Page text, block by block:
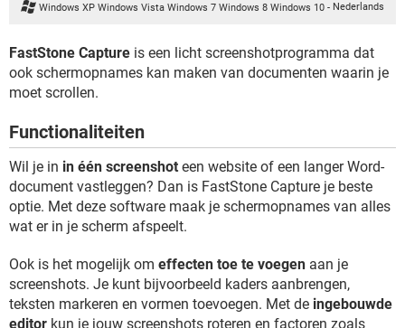
GRATIS SNAPCHAT
GRATIS SNAPCHAT
TIKTOK
Windows XP Windows Vista Windows 7 Windows 8 Windows 10- Nederlands
FastStone Capture is een licht screenshotprogramma dat
ook schermopnames kan maken van documenten waarin je
moet scrollen.
Functionaliteiten
Wil je in in één screenshot een website of een langer Word-
document vastleggen? Dan is FastStone Capture je beste
optie. Met deze software maak je schermopnames van alles
wat er in je scherm afspeelt.
Ook is het mogelijk om effecten toe te voegen aan je
screenshots. Je kunt bijvoorbeeld kaders aanbrengen,
teksten markeren en vormen toevoegen. Met de ingebouwde
editor kun je jouw screenshots roteren en factoren zoals